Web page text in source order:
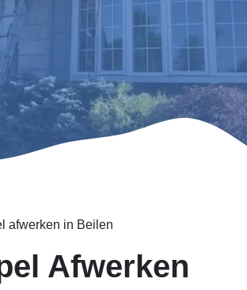
afwerken in Beilen
Afwerken